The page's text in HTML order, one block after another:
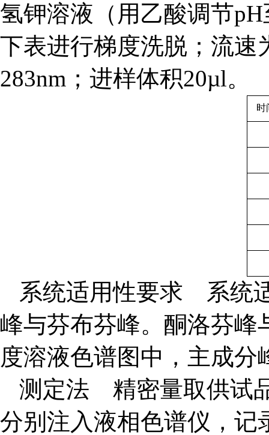
氢钾溶液（用乙酸调节
下表进行梯度洗脱；流速
283nm；进样体积20µl。
时
系统适用性要求 系统
峰与芬布芬峰。酮洛芬峰
度溶液色谱图中，主成分
测定法 精密量取供试
分别注入液相色谱仪，记